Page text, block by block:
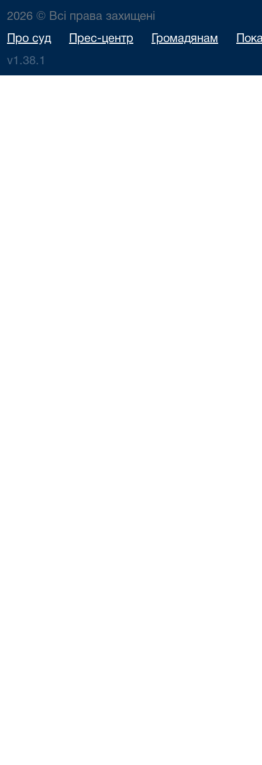
2026 © Всі права захищені
Про суд Прес-центр Громадянам
v1.38.1